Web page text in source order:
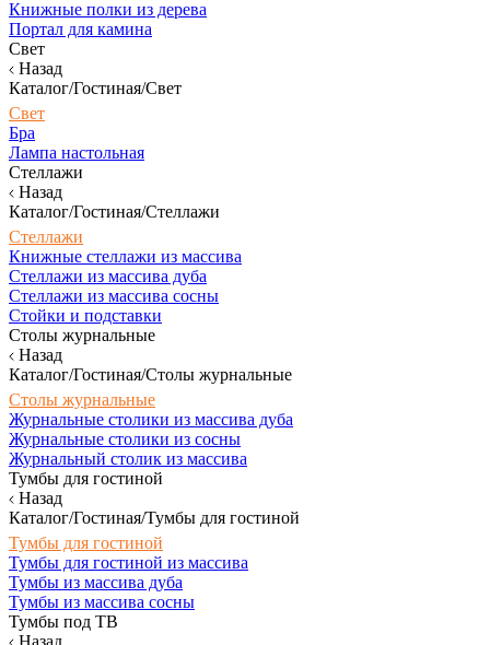
Книжные полки из дерева
Портал для камина
Свет
Назад
Каталог/Гостиная/Свет
Свет
Бра
Лампа настольная
Стеллажи
Назад
Каталог/Гостиная/Стеллажи
Стеллажи
Книжные стеллажи из массива
Стеллажи из массива дуба
Стеллажи из массива сосны
Стойки и подставки
Столы журнальные
Назад
Каталог/Гостиная/Столы журнальные
Столы журнальные
Журнальные столики из массива дуба
Журнальные столики из сосны
Журнальный столик из массива
Тумбы для гостиной
Назад
Каталог/Гостиная/Тумбы для гостиной
Тумбы для гостиной
Тумбы для гостиной из массива
Тумбы из массива дуба
Тумбы из массива сосны
Тумбы под ТВ
Назад